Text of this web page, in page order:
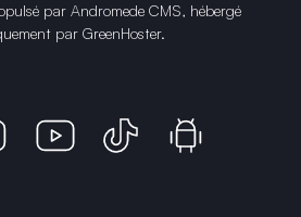
par Andromede CMS, hébergé
par GreenHoster.